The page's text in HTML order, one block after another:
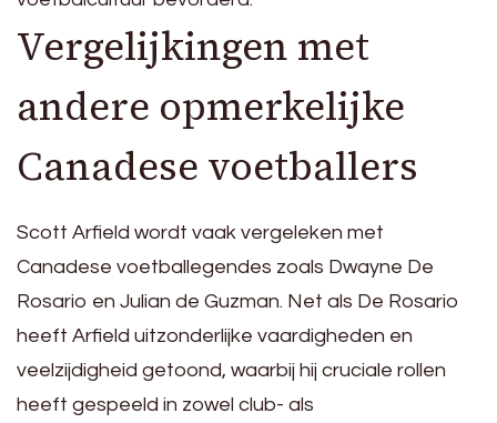
Vergelijkingen met
andere opmerkelijke
Canadese voetballers
Scott Arfield wordt vaak vergeleken met
Canadese voetballegendes zoals Dwayne De
Rosario en Julian de Guzman. Net als De Rosario
heeft Arfield uitzonderlijke vaardigheden en
veelzijdigheid getoond, waarbij hij cruciale rollen
heeft gespeeld in zowel club- als